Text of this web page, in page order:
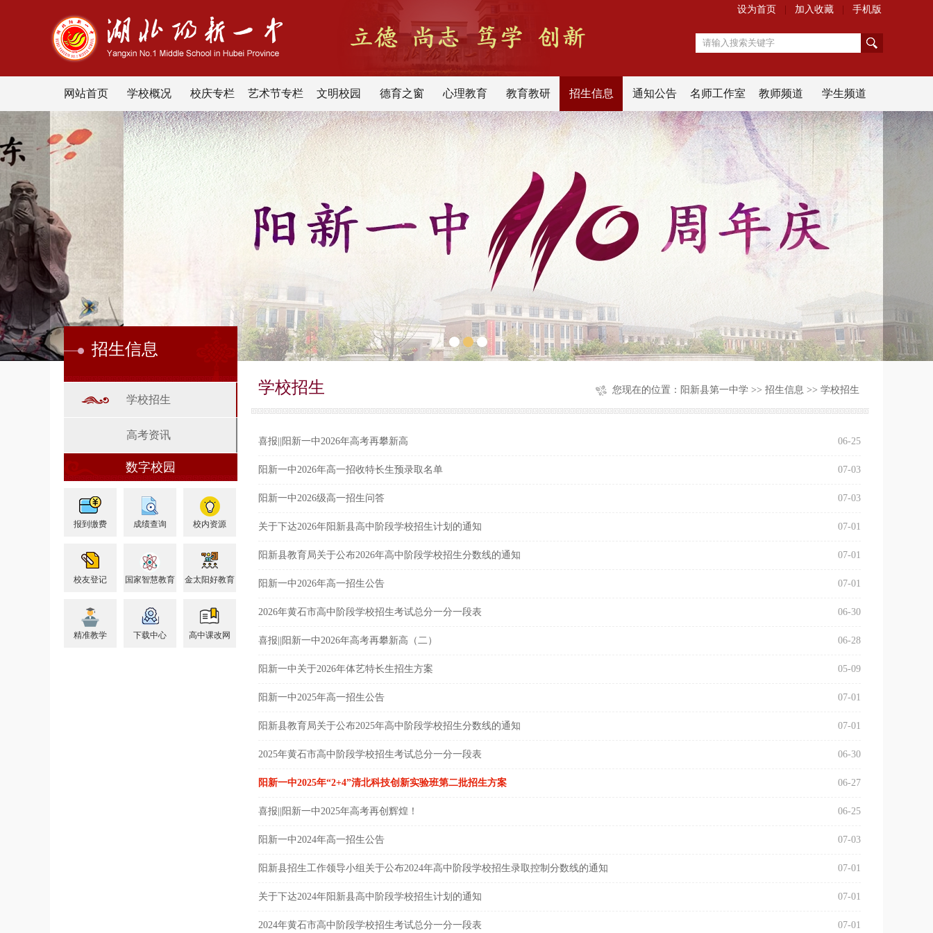
设为首页 加入收藏 手机版
索
网站首页 学校概况 校庆专栏 艺术节专栏 文明校园 德育之窗 心理教育 教育教研 招生信息 通知公告 名师工作室 教师频道 学生频道
招生信息
学校招生
高考资讯
数字校园
报到缴费 成绩查询 校内资源
校友登记 国家智慧教育 金太阳好教育
精准教学 下载中心 高中课改网
您现在的位置： 阳新县第一中学 >> 招生信息 >> 学校招生
学校招生
06-25
喜报||阳新一中2026年高考再攀新高
07-03
阳新一中2026年高一招收特长生预录取名单
07-03
阳新一中2026级高一招生问答
07-01
关于下达2026年阳新县高中阶段学校招生计划的通知
07-01
阳新县教育局关于公布2026年高中阶段学校招生分数线的通知
07-01
阳新一中2026年高一招生公告
06-30
2026年黄石市高中阶段学校招生考试总分一分一段表
06-28
喜报||阳新一中2026年高考再攀新高（二）
05-09
阳新一中关于2026年体艺特长生招生方案
07-01
阳新一中2025年高一招生公告
07-01
阳新县教育局关于公布2025年高中阶段学校招生分数线的通知
06-30
2025年黄石市高中阶段学校招生考试总分一分一段表
06-27
阳新一中2025年“2+4”清北科技创新实验班第二批招生方案
06-25
喜报||阳新一中2025年高考再创辉煌！
07-03
阳新一中2024年高一招生公告
07-01
阳新县招生工作领导小组关于公布2024年高中阶段学校招生录取控制分数线的通知
07-01
关于下达2024年阳新县高中阶段学校招生计划的通知
07-01
2024年黄石市高中阶段学校招生考试总分一分一段表